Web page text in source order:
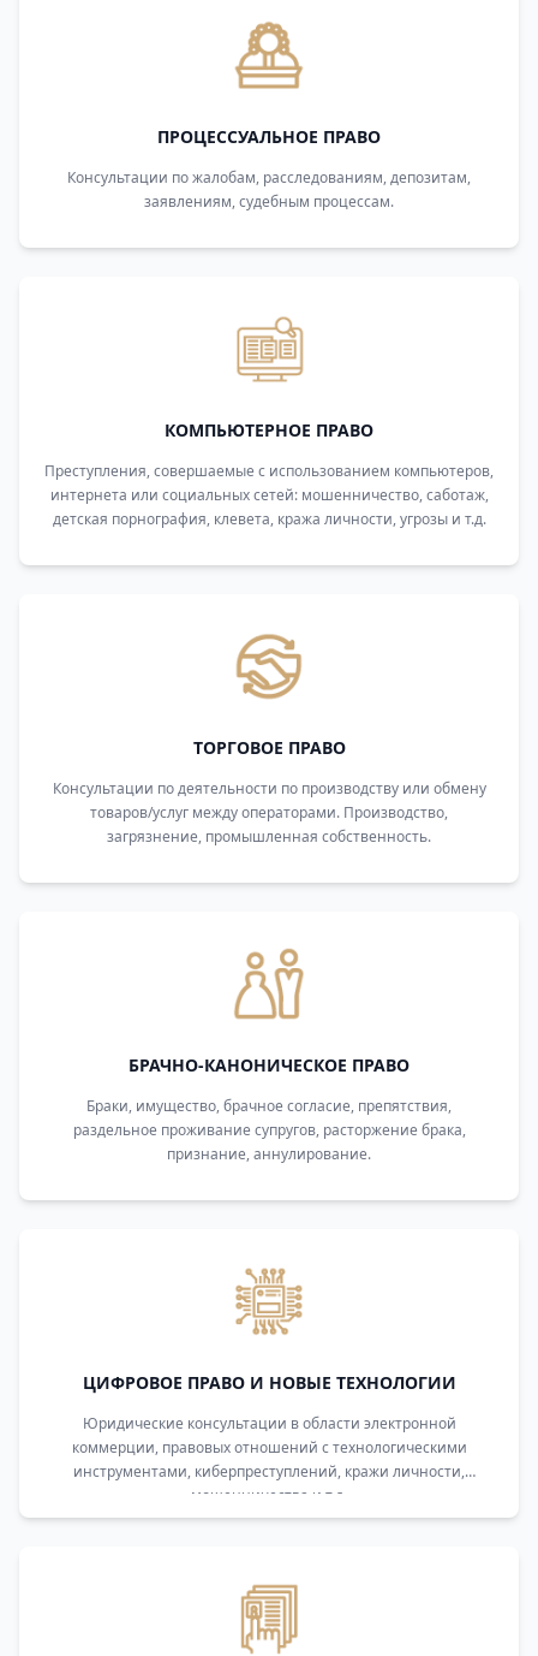
ПРОЦЕССУАЛЬНОЕ ПРАВО
Консультации по жалобам, расследованиям, депозитам,
заявлениям, судебным процессам.
КОМПЬЮТЕРНОЕ ПРАВО
Преступления, совершаемые с использованием компьютеров,
интернета или социальных сетей: мошенничество, саботаж,
детская порнография, клевета, кража личности, угрозы и т.д.
ТОРГОВОЕ ПРАВО
Консультации по деятельности по производству или обмену
товаров/услуг между операторами. Производство,
загрязнение, промышленная собственность.
БРАЧНО-КАНОНИЧЕСКОЕ ПРАВО
Браки, имущество, брачное согласие, препятствия,
раздельное проживание супругов, расторжение брака,
признание, аннулирование.
ЦИФРОВОЕ ПРАВО И НОВЫЕ ТЕХНОЛОГИИ
Юридические консультации в области электронной
коммерции, правовых отношений с технологическими
инструментами, киберпреступлений, кражи личности,
мошенничества и т.д.